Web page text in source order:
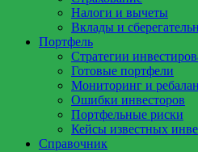
Налоги и вычеты
Вклады и
Портфель
Стратегии
Готовые портфели
Мониторинг и
Ошибки инвесторов
Портфельные риски
Кейсы известных
Справочник